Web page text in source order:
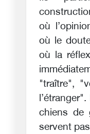
où
où le
où la
"traître",
chiens de
servent